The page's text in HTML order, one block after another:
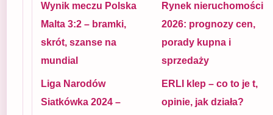
Wynik meczu Polska
Malta 3:2 – bramki,
skrót, szanse na
mundial
Rynek nieruchomości
2026: prognozy cen,
porady kupna i
sprzedaży
Liga Narodów
Siatkówka 2024 –
ERLI klep – co to je t,
opinie, jak działa?